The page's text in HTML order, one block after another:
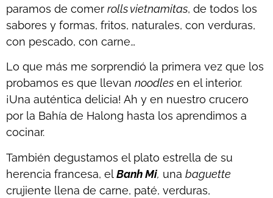
paramos de comer rolls vietnamitas, de todos los
sabores y formas, fritos, naturales, con verduras,
con pescado, con carne…
Lo que más me sorprendió la primera vez que los
probamos es que llevan noodles en el interior.
¡Una auténtica delicia! Ah y en nuestro crucero
por la Bahía de Halong hasta los aprendimos a
cocinar.
También degustamos el plato estrella de su
herencia francesa, elBanh Mi, una baguette
crujiente llena de carne, paté, verduras,